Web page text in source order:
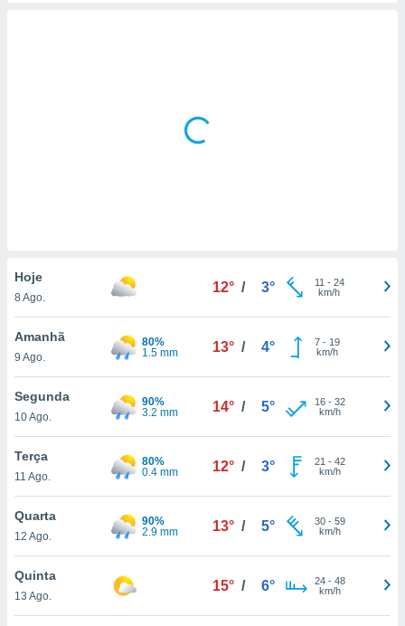
Hoje
8 Ago.
12° / 3° 11 - 24
km/h
Amanhã
9 Ago.
80%
1.5 mm
13° / 4° 7- 19
km/h
Segunda
10 Ago.
90%
3.2 mm
14° / 5° 16- 32
km/h
Terça
11 Ago.
80%
0.4 mm
12° / 3° 21 - 42
km/h
Quarta
12 Ago.
90%
2.9 mm
13° / 5° 30- 59
km/h
Quinta
13 Ago.
15° / 6° 24- 48
km/h